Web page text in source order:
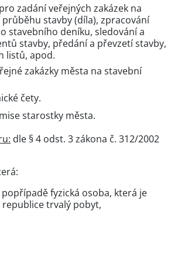
zadání veřejných zakázek na
stavby (díla), zpracování
stavebního deníku, sledování a
stavby, předání a převzetí stavby,
listů, apod.
zakázky města na stavební
čety.
starostky města.
dle § 4 odst. 3 zákona č. 312/2002
fyzická osoba, která je
republice trvalý pobyt,